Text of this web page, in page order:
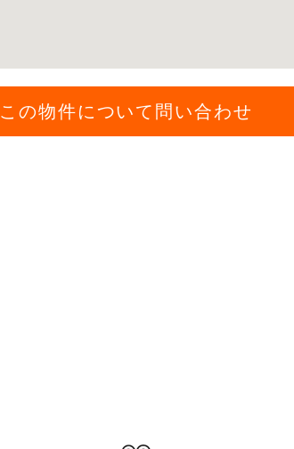
この物件について問い合わせ